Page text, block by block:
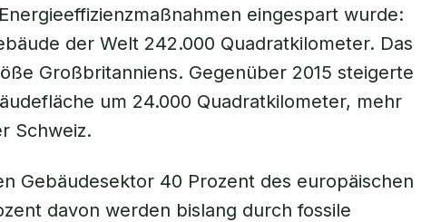
eingespart wurde:
der Welt 242.000 Quadratkilometer. Das
Großbritanniens. Gegenüber 2015 steigerte
um 24.000 Quadratkilometer, mehr
Schweiz.
Gebäudesektor 40 Prozent des europäischen
davon werden bislang durch fossile